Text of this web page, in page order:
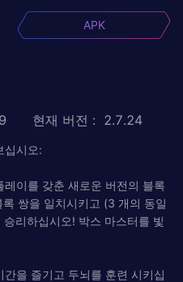
APK
현재 버전 : 2.7.24
십시오:
이를 갖춘 새로운 버전의 블록
쌍을 일치시키고 (3 개의 동일
리하십시오! 박스 마스터를 빛
을 즐기고 두뇌를 훈련 시키십